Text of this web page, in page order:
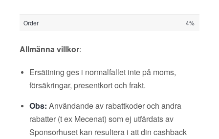
Order 4%
Allmänna villkor:
Ersättning ges i normalfallet inte på moms,
försäkringar, presentkort och frakt.
Obs: Användande av rabattkoder och andra
rabatter (t ex Mecenat) som ej utfärdats av
Sponsorhuset kan resultera i att din cashback